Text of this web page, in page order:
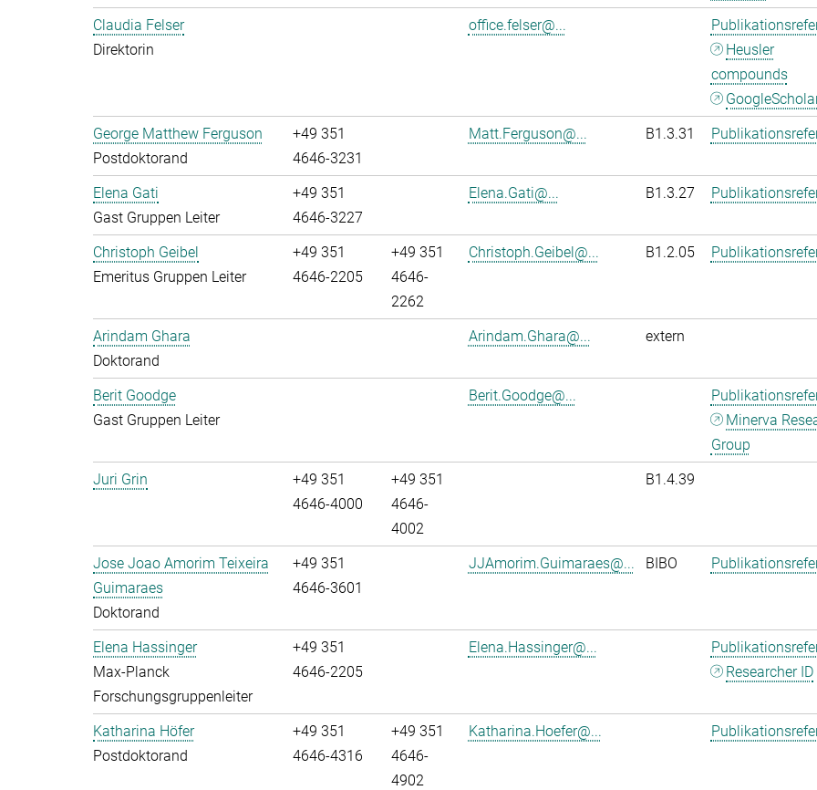
Claudia Felser
Direktorin
office.felser@...
Heusler
compounds
George Matthew Ferguson
Postdoktorand
+49 351
4646-3231
Matt.Ferguson@... B1.3.31
Elena Gati
Gast Gruppen Leiter
+49 351
4646-3227
Elena.Gati@... B1.3.27
Christoph Geibel
Emeritus Gruppen Leiter
+49 351
4646-2205
+49 351
4646-
2262
Christoph.Geibel@... B1.2.05
Arindam Ghara
Doktorand
Arindam.Ghara@... extern
Berit Goodge
Gast Gruppen Leiter
Berit.Goodge@...
Minerva
Group
Juri Grin
+49 351
4646-4000
+49 351
4646-
4002
B1.4.39
Jose Joao Amorim Teixeira
Guimaraes
Doktorand
+49 351
4646-3601
JJAmorim.Guimaraes@... BIBO
Elena Hassinger
Max-Planck
Forschungsgruppenleiter
+49 351
4646-2205
Elena.Hassinger@...
Researcher ID
Katharina Höfer
Postdoktorand
+49 351
4646-4316
+49 351
4646-
4902
Katharina.Hoefer@...